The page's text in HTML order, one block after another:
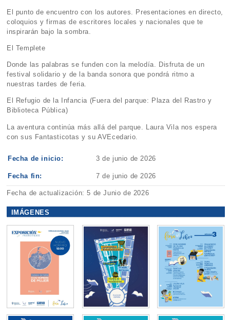
El punto de encuentro con los autores. Presentaciones en directo,
coloquios y firmas de escritores locales y nacionales que te
inspirarán bajo la sombra.
El Templete
Donde las palabras se funden con la melodía. Disfruta de un
festival solidario y de la banda sonora que pondrá ritmo a
nuestras tardes de feria.
El Refugio de la Infancia (Fuera del parque: Plaza del Rastro y
Biblioteca Pública)
La aventura continúa más allá del parque. Laura Vila nos espera
con sus Fantasticotas y su AVEcedario.
Fecha de inicio: 3 de junio de 2026
Fecha fin: 7 de junio de 2026
Fecha de actualización: 5 de Junio de 2026
IMÁGENES